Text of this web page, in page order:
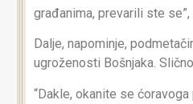
građanima, prevarili ste se”,
Dalje, napominje,
ugroženosti Bošnjaka.
“Dakle, okanite se